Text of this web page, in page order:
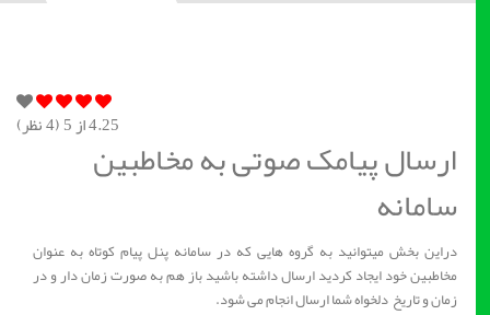
4.25از 5 ( 4نظر)
ارسال پیامک صوتی به مخاطبین
سامانه
دراین بخش میتوانید به گروه هایی که در سامانه پنل پیام کوتاه به عنوان
مخاطبین خود ایجاد کردید ارسال داشته باشید باز هم به صورت زمان دار و در
زمان و تاریخ دلخواه شما ارسال انجام می شود.